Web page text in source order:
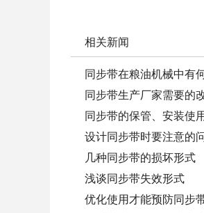
相关新闻
同步带在粮油机械中有
同步带生产厂家需要的
同步带的保管、安装使
设计同步带时要注意的
几种同步带的损坏形式
浅谈同步带失效形式
优化使用才能预防同步